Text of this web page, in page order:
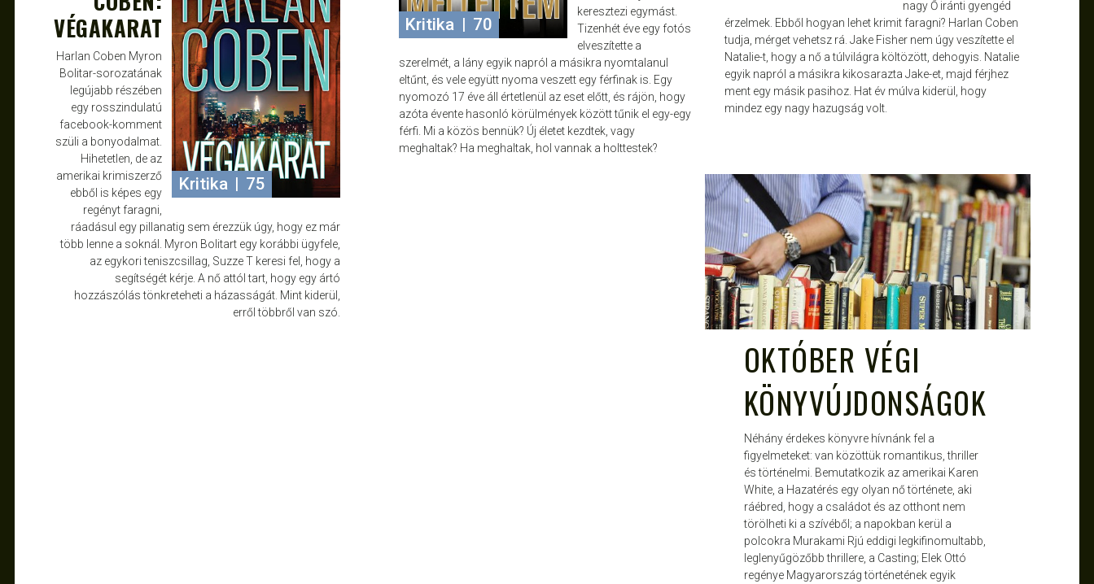
nagy Ő iránti gyengéd
érzelmek. Ebből hogyan lehet krimit faragni? Harlan Coben
tudja, mérget vehetsz rá. Jake Fisher nem úgy veszítette el
Natalie-t, hogy a nő a túlvilágra költözött, dehogyis. Natalie
egyik napról a másikra kikosarazta Jake-et, majd férjhez
ment egy másik pasihoz. Hat év múlva kiderül, hogy
mindez egy nagy hazugság volt.
Kritika | 70
keresztezi egymást.
Tizenhét éve egy fotós
elveszítette a
szerelmét, a lány egyik napról a másikra nyomtalanul
eltűnt, és vele együtt nyoma veszett egy férfinak is. Egy
nyomozó 17 éve áll értetlenül az eset előtt, és rájön, hogy
azóta évente hasonló körülmények között tűnik el egy-egy
férfi. Mi a közös bennük? Új életet kezdtek, vagy
meghaltak? Ha meghaltak, hol vannak a holttestek?
Kritika | 75
VÉGAKARAT
Harlan Coben Myron
Bolitar-sorozatának
legújabb részében
egy rosszindulatú
facebook-komment
szüli a bonyodalmat.
Hihetetlen, de az
amerikai krimiszerző
ebből is képes egy
regényt faragni,
ráadásul egy pillanatig sem érezzük úgy, hogy ez már
több lenne a soknál. Myron Bolitart egy korábbi ügyfele,
az egykori teniszcsillag, Suzze T keresi fel, hogy a
segítségét kérje. A nő attól tart, hogy egy ártó
hozzászólás tönkreteheti a házasságát. Mint kiderül,
erről többről van szó.
ATTILA OKT 31, 2012
OKTÓBER VÉGI
KÖNYVÚJDONSÁGOK
Néhány érdekes könyvre hívnánk fel a
figyelmeteket: van közöttük romantikus, thriller
és történelmi. Bemutatkozik az amerikai Karen
White, a Hazatérés egy olyan nő története, aki
ráébred, hogy a családot és az otthont nem
törölheti ki a szívéből; a napokban kerül a
polcokra Murakami Rjú eddigi legkifinomultabb,
leglenyűgözőbb thrillere, a Casting; Elek Ottó
regénye Magyarország történetének egyik